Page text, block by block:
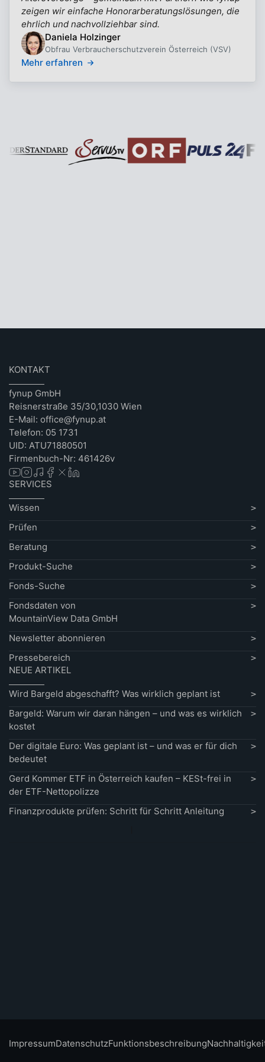
zeigen wir einfache Honorarberatungslösungen, die
ehrlich und nachvollziehbar sind.
Daniela Holzinger
Obfrau Verbraucherschutzverein Österreich (VSV)
Mehr erfahren
KONTAKT
fynup GmbH
Reisnerstraße 35/30,1030 Wien
E-Mail: office@fynup.at
Telefon: 05 1731
UID: ATU71880501
Firmenbuch-Nr: 461426v
SERVICES
Wissen
Prüfen
Beratung
Produkt-Suche
Fonds-Suche
Fondsdaten von
MountainView Data GmbH
Newsletter abonnieren
Pressebereich
NEUE ARTIKEL
Wird Bargeld abgeschafft? Was wirklich geplant ist
Bargeld: Warum wir daran hängen – und was es wirklich
kostet
Der digitale Euro: Was geplant ist – und was er für dich
bedeutet
Gerd Kommer ETF in Österreich kaufen – KESt-frei in
der ETF-Nettopolizze
Finanzprodukte prüfen: Schritt für Schritt Anleitung
ImpressumDatenschutzFunktionsbeschreibung